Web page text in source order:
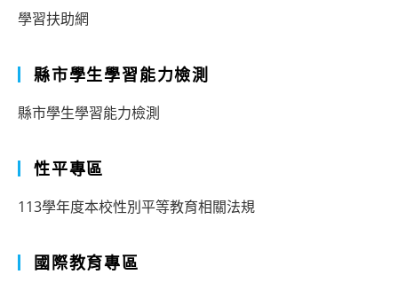
學習扶助網
縣市學生學習能力檢測
縣市學生學習能力檢測
性平專區
113學年度本校性別平等教育相關法規
國際教育專區